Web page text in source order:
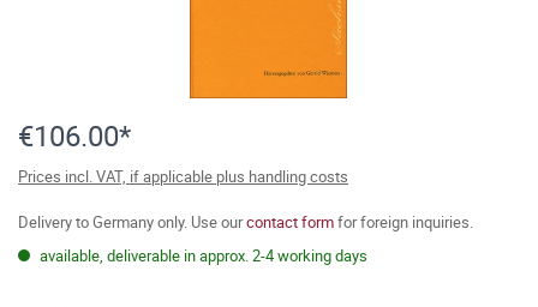
€106.00*
Prices incl. VAT, if applicable plus handling costs
Delivery to Germany only. Use ourcontact formfor foreign inquiries.
available, deliverable in approx. 2-4 working days